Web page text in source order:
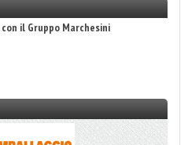
il Gruppo Marchesini